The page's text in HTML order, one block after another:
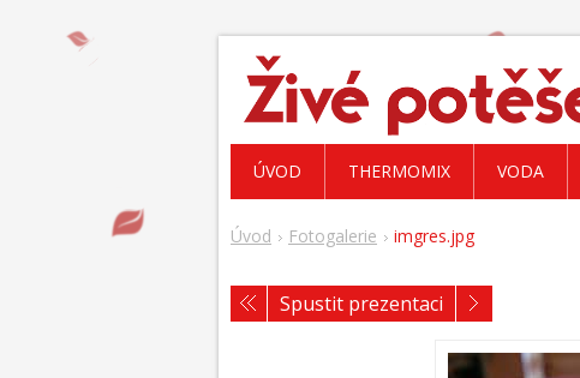
Úvod Fotogalerie imgres.jpg
Spustit prezentaci
ÚVOD THERMOMIX VODA